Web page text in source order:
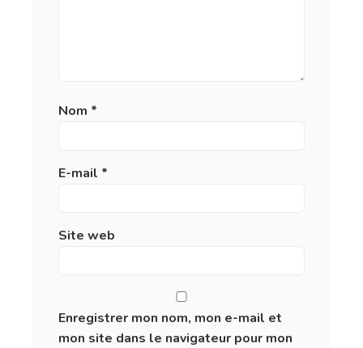
Nom *
E-mail *
Site web
Enregistrer mon nom, mon e-mail et
mon site dans le navigateur pour mon